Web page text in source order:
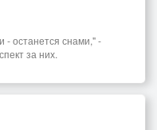
- останется снами," -
за них.